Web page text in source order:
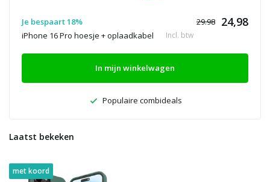
Je bespaart 18% 29.98 24,98
iPhone 16 Pro hoesje + oplaadkabel Incl. btw
In mijn winkelwagen
Populaire combideals
Laatst bekeken
met koord